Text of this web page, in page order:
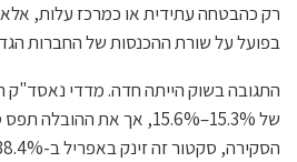
רק כהבטחה עתידית או כמרכז עלות,
בפועל על שורת ההכנסות של החברות
התגובה בשוק הייתה חדה. מדדי נאסד"ק
של 15.3%–15.6%, אך את